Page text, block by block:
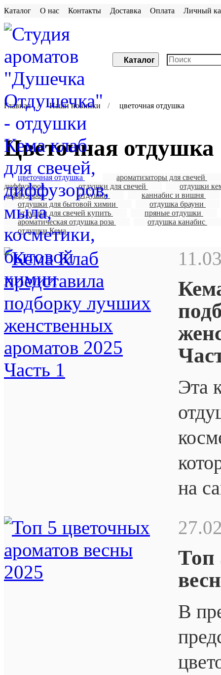
Каталог О нас Контакты Доставка Оплата Личный
Каталог
Главная Наши новинки цветочная отдушка
цветочная отдушка
цветочная отдушка
ароматизаторы для свечей
диффузоров
отдушки для свечей
отдушки
диффузоров
отдушки
каннабис и вишня
отдушки для бытовой химии
отдушка брауни
отдушки для свечей купить
пряные отдушки
ароматическая отдушка роза
отдушка канабис
отдушки Кема
Эта
на
Топ
В